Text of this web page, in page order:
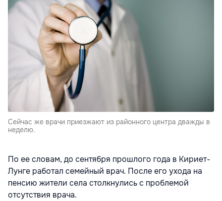
Сейчас же врачи приезжают из районного центра дважды в
неделю.
По ее словам, до сентября прошлого года в Кириет-
Лунге работал семейный врач. После его ухода на
пенсию жители села столкнулись с проблемой
отсутствия врача.